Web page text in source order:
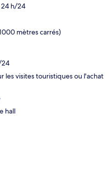
h/24
mètres carrés)
24
les visites touristiques ou l'achat
hall